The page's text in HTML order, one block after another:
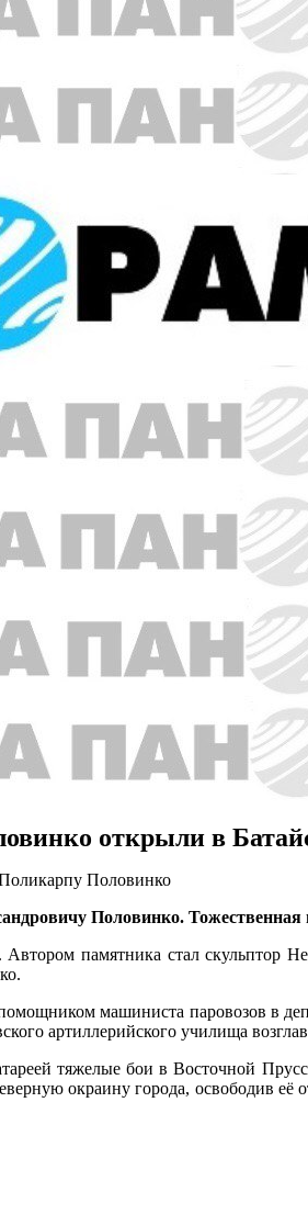
открыли в
Половинко
Половинко.
памятника стал скульптор
машиниста паровозов в
артиллерийского училища
тяжелые бои в Восточной
окраину города, освободив